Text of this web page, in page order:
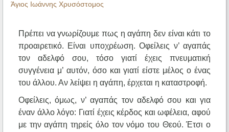
Άγιος Ιωάννης Χρυσόστομος
Πρέπει να γνωρίζουμε πως η αγάπη δεν είναι κάτι το
προαιρετικό. Είναι υποχρέωση. Οφείλεις ν’ αγαπάς
τον αδελφό σου, τόσο γιατί έχεις πνευματική
συγγένεια μ’ αυτόν, όσο και γιατί είστε μέλος ο ένας
του άλλου. Αν λείψει η αγάπη, έρχεται η καταστροφή.
Οφείλεις, όμως, ν’ αγαπάς τον αδελφό σου και για
έναν άλλο λόγο: Γιατί έχεις κέρδος και ωφέλεια, αφού
με την αγάπη τηρείς όλο τον νόμο του Θεού. Έτσι ο